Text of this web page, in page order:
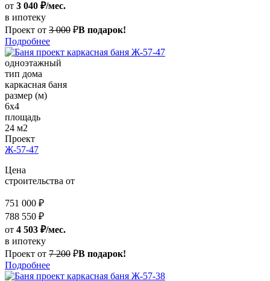
от 3 040 ₽/мес.
в ипотеку
Проект от 3 000 ₽В подарок!
Подробнее
одноэтажный
тип дома
каркасная баня
размер (м)
6x4
площадь
24 м2
Проект
Ж-57-47
Цена
строительства от
751 000 ₽
788 550 ₽
от 4 503 ₽/мес.
в ипотеку
Проект от 7 200 ₽В подарок!
Подробнее